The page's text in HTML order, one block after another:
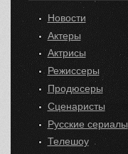
Новости
Актеры
Актрисы
Режиссеры
Продюсеры
Сценаристы
Русские сериалы
Телешоу